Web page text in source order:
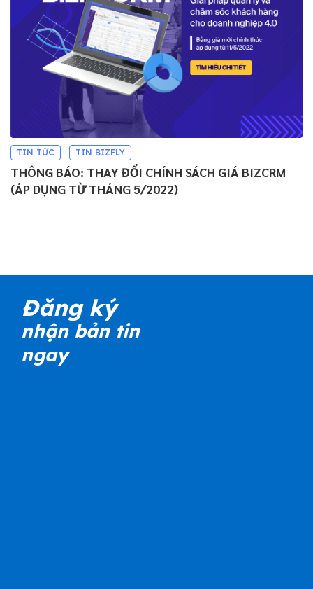
TIN TỨC TIN BIZFLY
THÔNG BÁO: THAY ĐỔI CHÍNH SÁCH GIÁ BIZCRM
(ÁP DỤNG TỪ THÁNG 5/2022)
Đăng ký
nhận bản tin
ngay